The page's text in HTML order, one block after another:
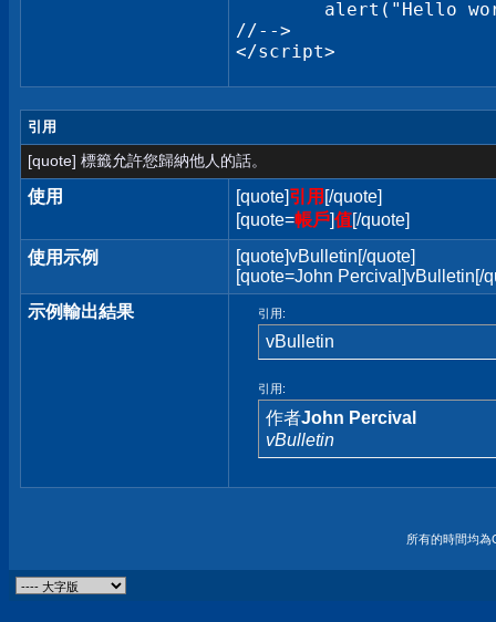
//-->
</script>
引用
[quote] 標籤允許您歸納他人的話。
使用 [quote]引用 [/quote]
[quote=帳戶]值[/quote]
使用示例
[quote]vBulletin[/quote]
[quote=John Percival]vBulletin[/
示例輸出結果
引用:
vBulletin
引用:
作者John Percival
vBulletin
所有的時間均為